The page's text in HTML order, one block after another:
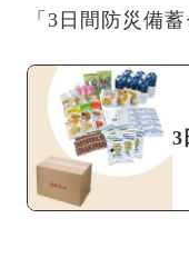
「3日間防災備
3